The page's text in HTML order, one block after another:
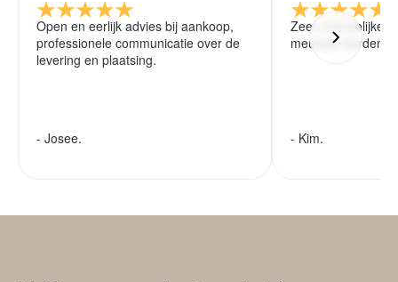
Open en eerlijk advies bij aankoop,
professionele communicatie over de
levering en plaatsing.
- Josee.
Zeer vriendelijke
meubels worden
- Kim.